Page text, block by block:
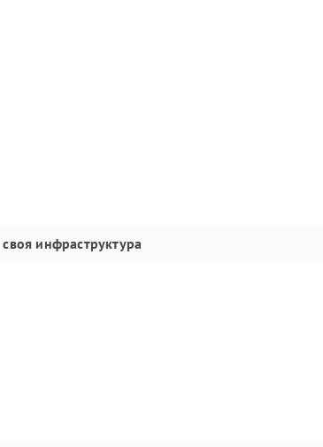
своя инфраструктура